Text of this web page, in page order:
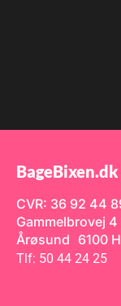
CVR: 36 92 44
Gammelbrovej 4
Årøsund 6100
Tlf: 50 44 24 25